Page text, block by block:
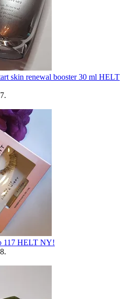
skin renewal booster 30 ml HELT
.
117 HELT NY!
.